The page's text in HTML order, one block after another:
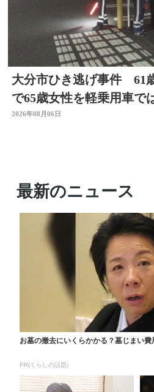
大分市ひき逃げ事件 61
で65歳女性を軽乗用車で
た疑い
2026年08月06日
最新のニュース
お墓の撤去にいくらかかる？墓じまい費
PR(くらしの話題)